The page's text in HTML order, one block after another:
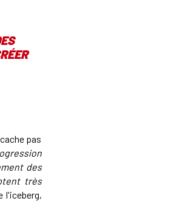
pas
des
très
l'iceberg,